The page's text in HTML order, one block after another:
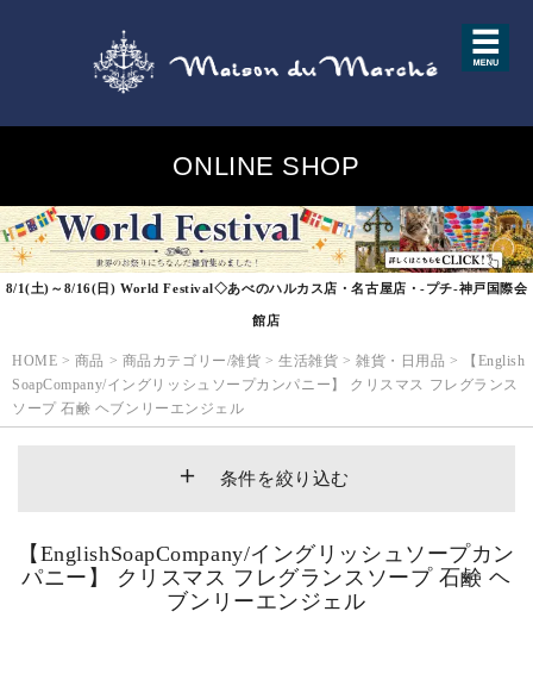
ONLINE SHOP
8/1(土)～8/16(日) World Festival◇あべのハルカス店・名古屋店・-プチ-神戸国際会
館店
HOME > 商品 > 商品カテゴリー/雑貨 >生活雑貨 > 雑貨・日用品 >
【English
SoapCompany/イングリッシュソープカンパニー】 クリスマス フレグランス
ソープ 石鹸 ヘブンリーエンジェル
条件を絞り込む
【EnglishSoapCompany/イングリッシュソープカン
パニー】 クリスマス フレグランスソープ 石鹸 ヘ
ブンリーエンジェル